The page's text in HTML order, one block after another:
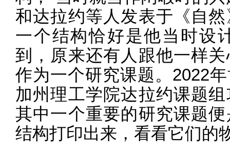
和达拉约等人发表于《自
一个结构恰好是他当时设
到，原来还有人跟他一样
作为一个研究课题。2022
加州理工学院达拉约课题
其中一个重要的研究课题
结构打印出来，看看它们的